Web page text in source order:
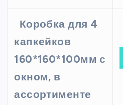
Коробка для 4
капкейков
160*160*100мм с
окном, в
ассортименте